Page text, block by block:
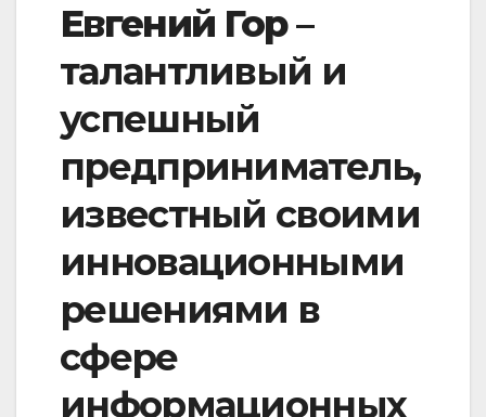
Евгений Гор–
талантливый и
успешный
предприниматель,
известный своими
инновационными
решениями в
сфере
информационных